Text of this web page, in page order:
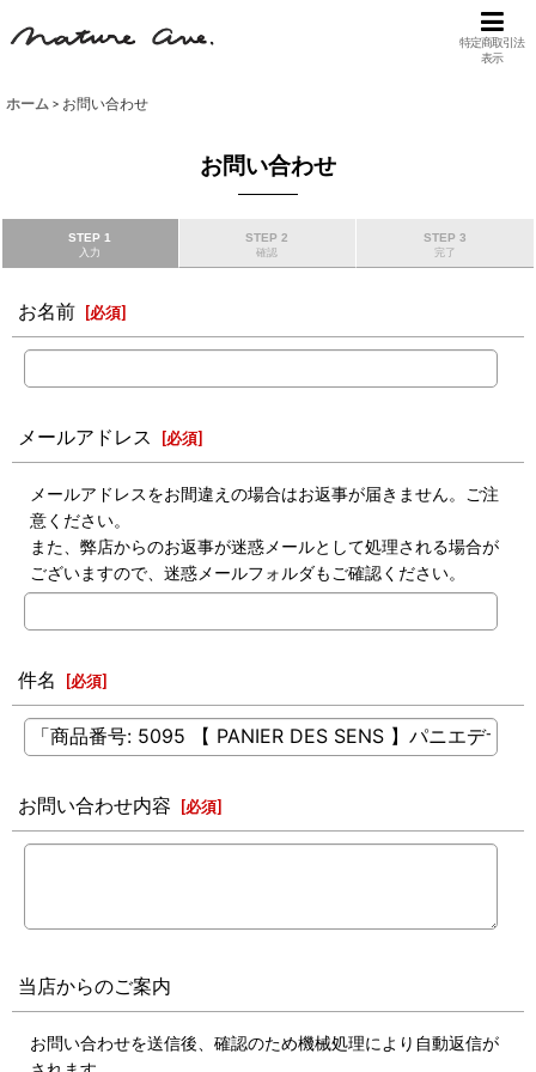
特定商取引法
表示
ホーム > お問い合わせ
お問い合わせ
STEP 1
入力
STEP 2
確認
STEP 3
完了
お名前 [必須]
メールアドレス [必須]
メールアドレスをお間違えの場合はお返事が届きません。ご注
意ください。
また、弊店からのお返事が迷惑メールとして処理される場合が
ございますので、迷惑メールフォルダもご確認ください。
件名 [必須]
お問い合わせ内容 [必須]
当店からのご案内
お問い合わせを送信後、確認のため機械処理により自動返信が